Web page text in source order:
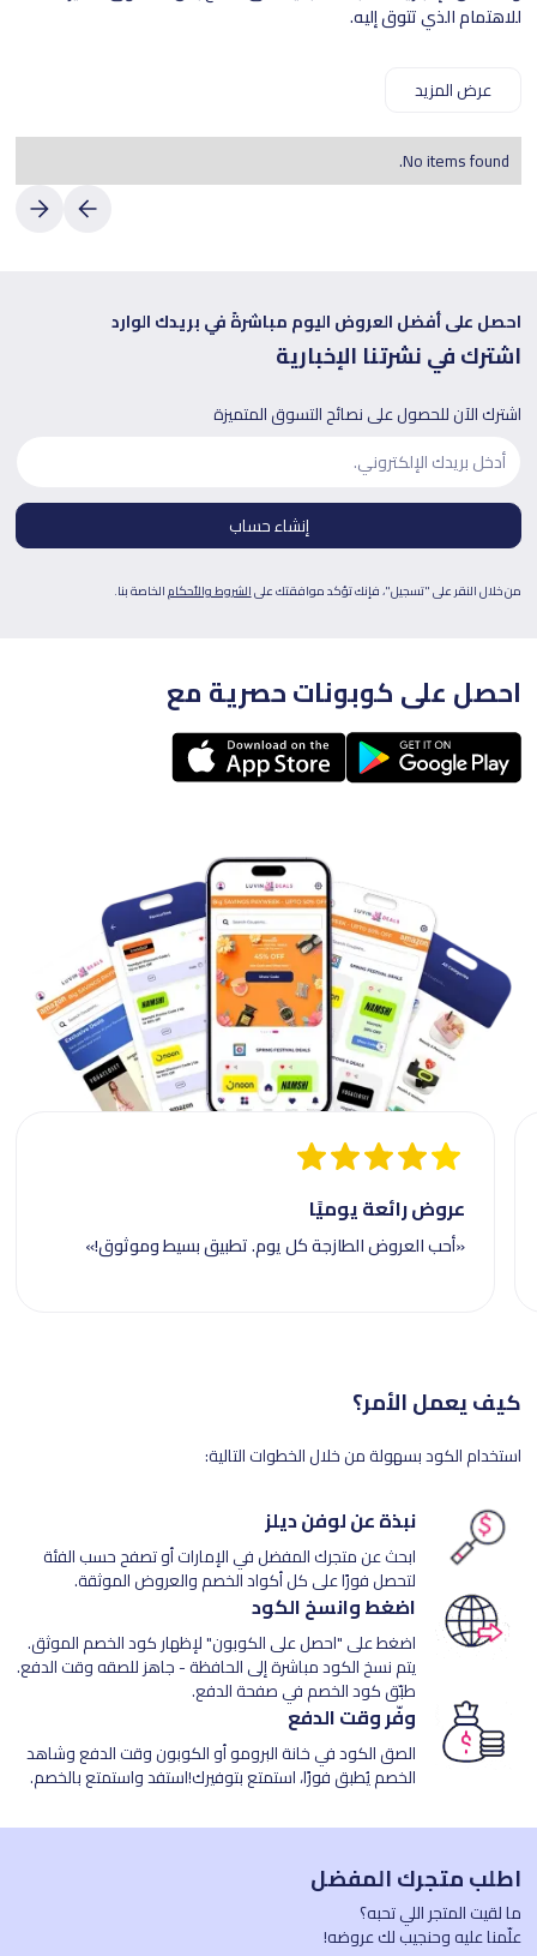
للاهتمام الذي تتوق إليه.
عرض المزيد
No items found.
احصل على أفضل العروض اليوم مباشرةً في بريدك الوارد
اشترك في نشرتنا الإخبارية
اشترك الآن للحصول على نصائح التسوق المتميزة
من خلال النقر على "تسجيل"، فإنك تؤكد موافقتك علىالشروط والأحكامالخاصة بنا.
احصل على كوبونات حصرية مع
عروض رائعة يوميًا
«أحب العروض الطازجة كل يوم. تطبيق بسيط وموثوق!»
كيف يعمل الأمر؟
استخدام الكود بسهولة من خلال الخطوات التالية:
نبذة عن لوفن ديلز
ابحث عن متجرك المفضل في الإمارات أو تصفح حسب الفئة
لتحصل فورًا على كل أكواد الخصم والعروض الموثقة.
اضغط وانسخ الكود
اضغط على "احصل على الكوبون" لإظهار كود الخصم الموثق.
يتم نسخ الكود مباشرة إلى الحافظة - جاهز للصقه وقت الدفع.
طبّق كود الخصم في صفحة الدفع.
وفّر وقت الدفع
الصق الكود في خانة البرومو أو الكوبون وقت الدفع وشاهد
الخصم يُطبق فورًا، استمتع بتوفيرك!استفد واستمتع بالخصم.
اطلب متجرك المفضل
ما لقيت المتجر اللي تحبه؟
علّمنا عليه وحنجيب لك عروضه!